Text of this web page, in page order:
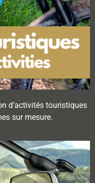
d’activités touristiques
sur mesure.